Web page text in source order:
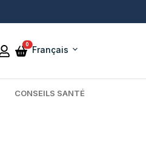
0 Français
CONSEILS SANTÉ